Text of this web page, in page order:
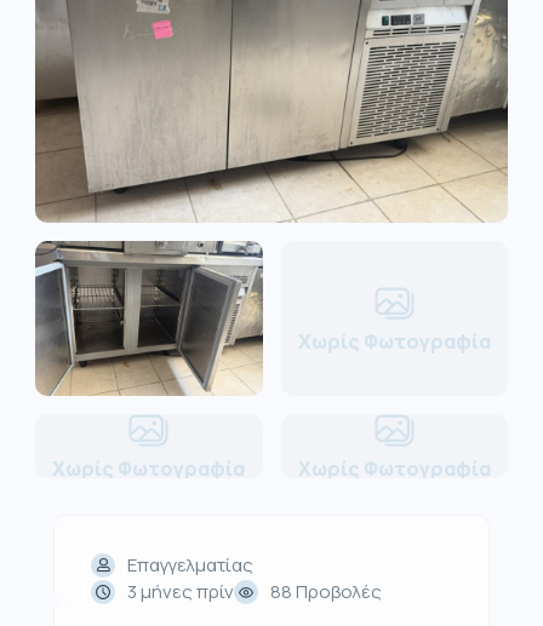
Χωρίς Φωτογραφία
Χωρίς Φωτογραφία Χωρίς Φωτογραφία
Επαγγελματίας
3 μήνες πρίν
88 Προβολές